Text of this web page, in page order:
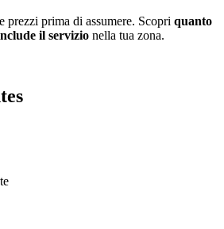
prezzi prima di assumere. Scopri quanto
il servizio nella tua zona.